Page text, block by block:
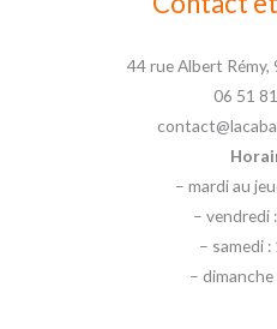
44 rue Albert
06 51
– mardi au
– vendredi
– samedi
–